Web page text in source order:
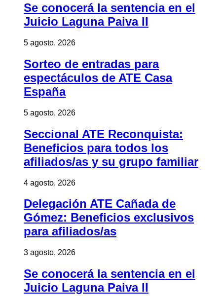
Se conocerá la sentencia en el
Juicio Laguna Paiva II
5 agosto, 2026
Sorteo de entradas para
espectáculos de ATE Casa
España
5 agosto, 2026
Seccional ATE Reconquista:
Beneficios para todos los
afiliados/as y su grupo familiar
4 agosto, 2026
Delegación ATE Cañada de
Gómez: Beneficios exclusivos
para afiliados/as
3 agosto, 2026
Se conocerá la sentencia en el
Juicio Laguna Paiva II